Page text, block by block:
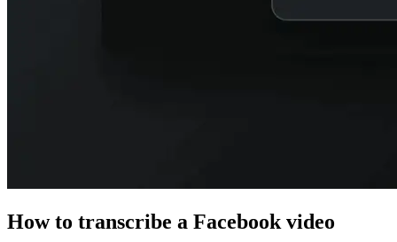
How to transcribe a Facebook video